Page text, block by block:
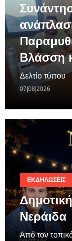
Βλάσση
Δελτίο τύπου
07|08|2026
ΕΚΔΗΛΏΣΕΙΣ
Νεράιδα
Από τον